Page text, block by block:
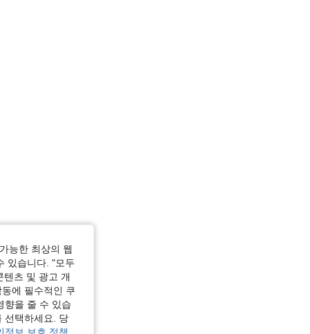
능한 최상의 웹
있습니다. "모두
츠 및 광고 개
에 필수적인 쿠
향을 줄 수 있습
선택하세요. 당
정보 보호 정책